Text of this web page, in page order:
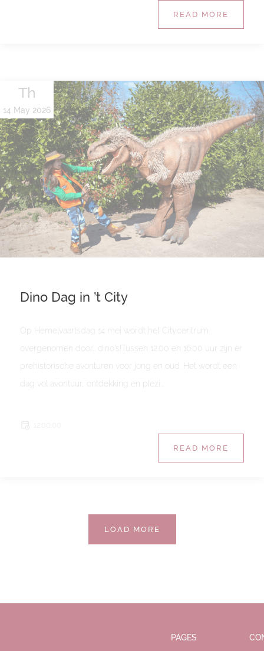
READ MORE
Th
14 May 2026
Dino Dag in ’t City
Op Hemelvaartsdag 14 mei wordt het Citycentrum
overgenomen door… dino’s!Tussen 12.00 en 16.00 uur zijn er
prehistorische avonturen voor jong en oud. Het wordt een
dag vol avontuur, ontdekking en plezi...
READ MORE
LOAD MORE
PAGES